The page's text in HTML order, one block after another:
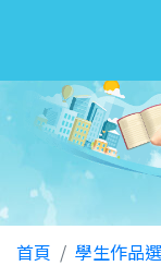
首頁 學生作品